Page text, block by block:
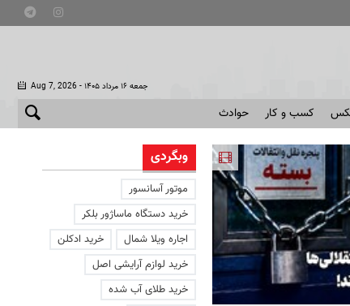
Aug 7, 2026 - جمعه ۱۶ مرداد ۱۴۰۵
کسب و کار حوادث
وبگردی
موتور آسانسور
خرید دستگاه ماساژور بلکر
اجاره ویلا شمال
خرید ادکلن
خرید لوازم آرایشی اصل
خرید طلای آب شده